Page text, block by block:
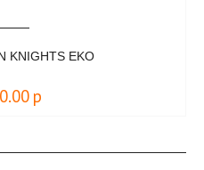
KNIGHTS EKO
р